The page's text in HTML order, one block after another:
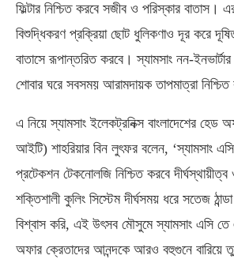
ফিল্টার নিশ্চিত করবে সজীব ও পরিস্কার বাতাস।
বিশুদ্ধিকরণ প্রক্রিয়া ছোট ধুলিকণাও দূর করে
বাতাসে রূপান্তরিত করবে। স্যামসাং নন-
শোবার ঘরে সবসময় আরামদায়ক তাপমাত্রা
এ নিয়ে স্যামসাং ইলেকট্রনিক্স বাংলাদেশের
আইটি) শাহরিয়ার বিন লুৎফর বলেন, ‘স্যামসাং
প্রটেকশন টেকনোলজি নিশ্চিত করবে
শক্তিশালী কুলিং সিস্টেম দীর্ঘসময় ধরে সতেজ
বিশ্বাস করি, এই উৎসব মৌসুমে স্যামসাং এসি
অফার ক্রেতাদের আনন্দকে আরও বহুগুনে বারিয়ে